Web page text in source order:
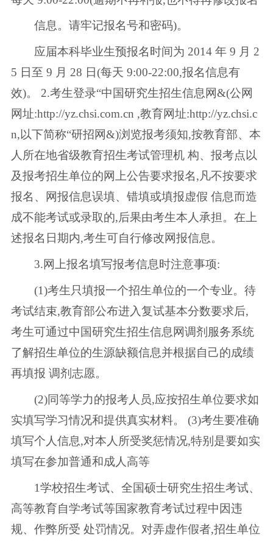
信息。请牢记报名号和密码)。
应届本科毕业生预报名时间为 2014 年 9 月 2
5 日至 9 月 28 日(每天 9:00-22:00,报名信息有
效)。 2.考生登录“中国研究生招生信息网&(公网
网址:http://yz.chsi.com.cn ,教育网址:http://yz.chsi.c
n,以下简称“研招网&)浏览报考须知,按教育部、本
人所在地省级教育招生考试管理机 构、报考点以
及报考招生单位的网上公告要求报名,凡不按要求
报名、网报信息误填、错填或填报虚假 信息而造
成不能考试或录取的,后果由考生本人承担。在上
述报名日期内,考生可自行修改网报信息。
3.网上报名填写报考信息时注意事项:
(1)考生只填报一个招生单位的一个专业。待
考试结束,教育部公布进入复试基本分数要求后,
考生可通过中国研究生招生信息网调剂服务系统
了解招生单位的生源缺额信息并根据自己的成绩
再填报 调剂志愿。
(2)同等学力的报考人员,应按招生单位要求如
实填写学习情况和提供真实材料。 (3)考生要准确
填写个人信息,对本人所受奖惩情况,特别是要如实
填写在参加普通和成人高等
1学校招生考试、全国硕士研究生招生考试、
高等教育自学考试等国家教育考试过程中因违
规、作弊所受 处罚情况。对弄虚作假者,招生单位